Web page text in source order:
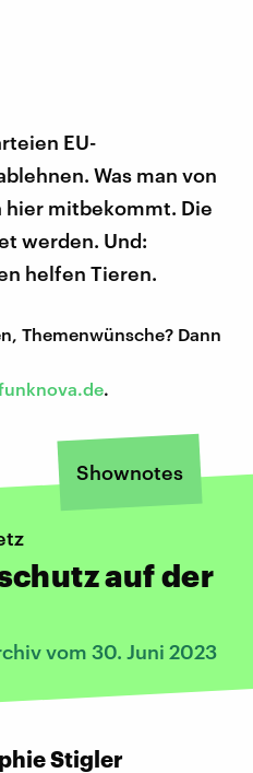
EU-
Was man von
hier mitbekommt. Die
werden. Und:
helfen Tieren.
Themenwünsche? Dann
.
Shownotes
auf der
vom 30. Juni 2023
Stigler